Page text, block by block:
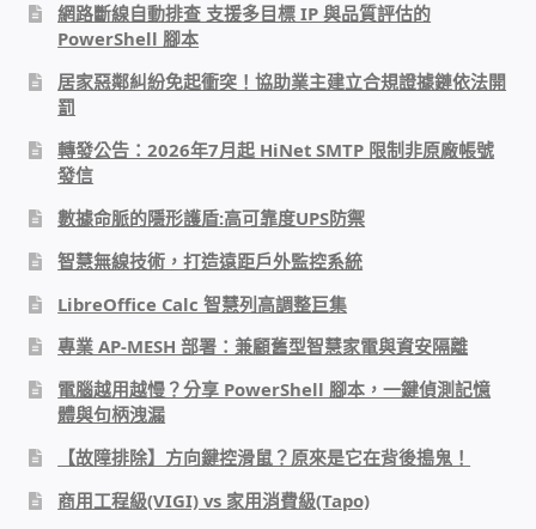
電梯樓層刷卡管制
停車場、社區大樓 車道管制系統
風速傳感器+PLC自動控制
mOA雲考勤 指紋、卡片、手機APP GPS打卡
智慧櫃
門禁安全控制 工具 軟體 手冊
網路斷線自動排查 支援多目標 IP 與品質評估的
PowerShell 腳本
居家惡鄰糾紛免起衝突！協助業主建立合規證據鏈依法開
罰
轉發公告：2026年7月起 HiNet SMTP 限制非原廠帳號
發信
數據命脈的隱形護盾:高可靠度UPS防禦
智慧無線技術，打造遠距戶外監控系統
LibreOffice Calc 智慧列高調整巨集
專業 AP-MESH 部署：兼顧舊型智慧家電與資安隔離
電腦越用越慢？分享 PowerShell 腳本，一鍵偵測記憶
體與句柄洩漏
【故障排除】方向鍵控滑鼠？原來是它在背後搗鬼！
商用工程級(VIGI) vs 家用消費級(Tapo)